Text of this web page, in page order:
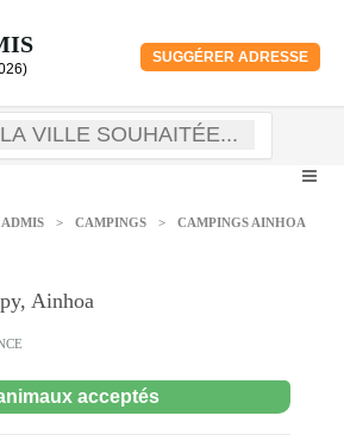
SUGGÉRER ADRESSE
> CAMPINGS > CAMPINGS AINHOA
Ainhoa
acceptés